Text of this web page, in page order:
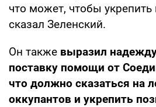
что может, чтобы
сказал Зеленский.
Он также выразил
поставку помощи от
что должно сказаться на
оккупантов и укрепить